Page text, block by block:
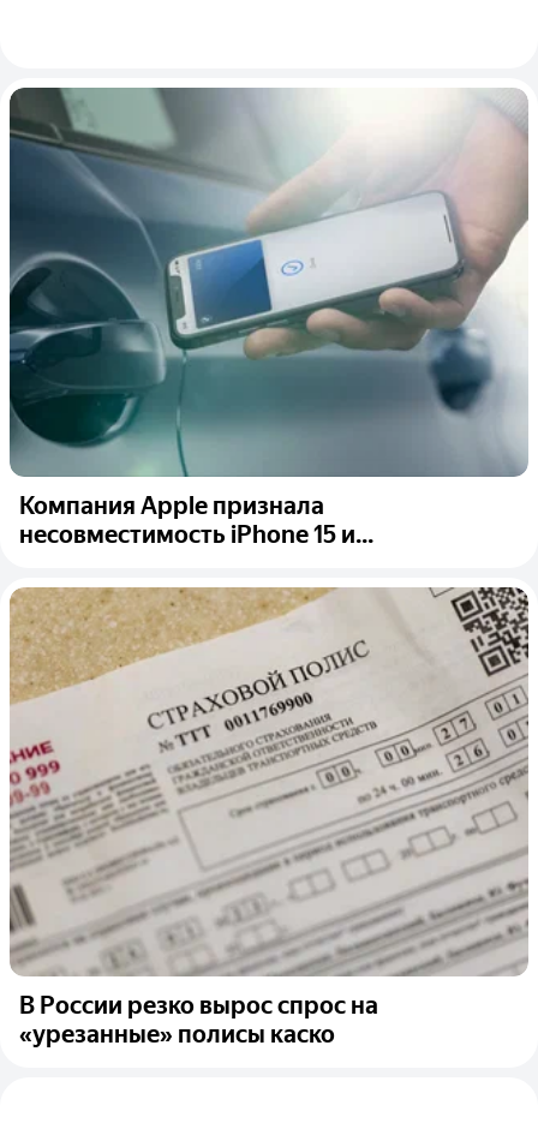
Компания Apple признала
несовместимость iPhone 15 и...
В России резко вырос спрос на
«урезанные» полисы каско